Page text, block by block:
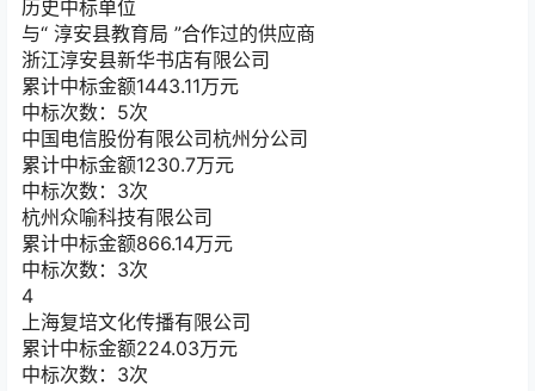
历史中标单位
与“ 淳安县教育局 ”合作过的供应商
浙江淳安县新华书店有限公司
累计中标金额1443.11万元
中标次数：5次
中国电信股份有限公司杭州分公司
累计中标金额1230.7万元
中标次数：3次
杭州众喻科技有限公司
累计中标金额866.14万元
中标次数：3次
4
上海复培文化传播有限公司
累计中标金额224.03万元
中标次数：3次